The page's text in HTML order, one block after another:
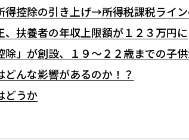
医療・
専門分
得控除の引き上げ→所得税課税ライ
、扶養者の年収上限額が１２３万円に
除」が創設、１９～２２歳までの子
んな影響があるのか！？
どうか